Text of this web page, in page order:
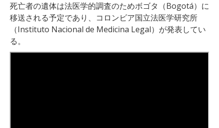
死亡者の遺体は法医学的調査のためボゴタ（Bogotá）に
移送される予定であり、コロンビア国立法医学研究所
（Instituto Nacional de Medicina Legal）が発表してい
る。